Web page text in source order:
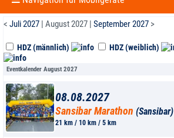
< Juli 2027 | August 2027 | September 2027 >
HDZ (männlich) HDZ (weiblich)
Eventkalender August 2027
08.08.2027
Sansibar Marathon (Sansibar)
21 km / 10 km / 5 km